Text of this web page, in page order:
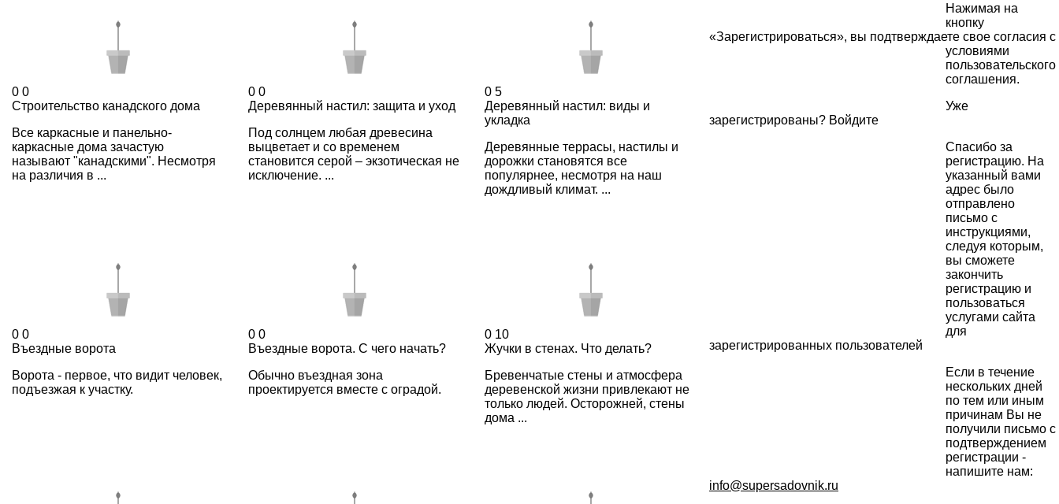
0 0
Строительство канадского дома
Все каркасные и панельно-
каркасные дома зачастую
называют "канадскими". Несмотря
на различия в ...
0 0
Деревянный настил: защита и уход
Под солнцем любая древесина
выцветает и со временем
становится серой – экзотическая не
исключение. ...
0 5
Деревянный настил: виды и
укладка
Деревянные террасы, настилы и
дорожки становятся все
популярнее, несмотря на наш
дождливый климат. ...
0 0
Въездные ворота
Ворота - первое, что видит человек,
подъезжая к участку.
0 0
Въездные ворота. С чего начать?
Обычно въездная зона
проектируется вместе с оградой.
0 10
Жучки в стенах. Что делать?
Бревенчатые стены и атмосфера
деревенской жизни привлекают не
только людей. Осторожней, стены
дома ...
Нажимая на
кнопку
«Зарегистрироваться», вы подтверждаете свое согласия с
условиями
пользовательского
соглашения.
Уже
зарегистрированы? Войдите
Спасибо за
регистрацию. На
указанный вами
адрес было
отправлено
письмо с
инструкциями,
следуя которым,
вы сможете
закончить
регистрацию и
пользоваться
услугами сайта
для
зарегистрированных пользователей
Если в течение
нескольких дней
по тем или иным
причинам Вы не
получили письмо с
подтверждением
регистрации -
напишите нам:
info@supersadovnik.ru